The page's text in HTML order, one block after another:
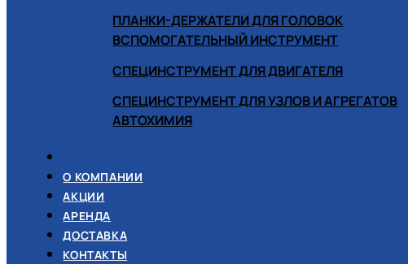
ПЛАНКИ-ДЕРЖАТЕЛИ ДЛЯ ГОЛОВОК
ВСПОМОГАТЕЛЬНЫЙ ИНСТРУМЕНТ
СПЕЦИНСТРУМЕНТ ДЛЯ ДВИГАТЕЛЯ
СПЕЦИНСТРУМЕНТ ДЛЯ УЗЛОВ И АГРЕГАТОВ
АВТОХИМИЯ
О КОМПАНИИ
АКЦИИ
АРЕНДА
ДОСТАВКА
КОНТАКТЫ